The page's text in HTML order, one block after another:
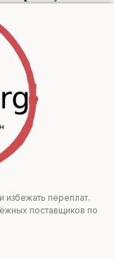
₽.
избежать переплат.
поставщиков по